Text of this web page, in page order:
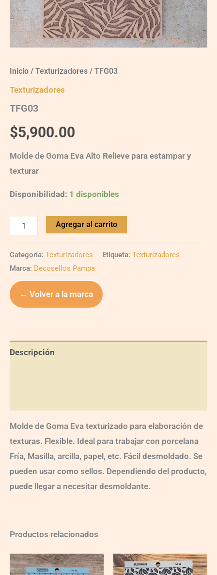
Inicio / Texturizadores / TFG03
Texturizadores
TFG03
$5,900.00
Molde de Goma Eva Alto Relieve para estampar y
texturar
Disponibilidad: 1 disponibles
Agregar al carrito
Categoría: Texturizadores Etiqueta: Texturizadores
Marca: Decosellos Pampa
← Volver a la marca
Descripción
Molde de Goma Eva texturizado para elaboración de
texturas. Flexible. Ideal para trabajar con porcelana
Fría, Masilla, arcilla, papel, etc. Fácil desmoldado. Se
pueden usar como sellos. Dependiendo del producto,
puede llegar a necesitar desmoldante.
Productos relacionados
TFG13
quantity
TFG39
quantity